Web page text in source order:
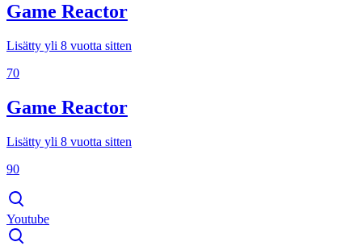
Game Reactor
Lisätty yli 8 vuotta sitten
70
Game Reactor
Lisätty yli 8 vuotta sitten
90
Youtube